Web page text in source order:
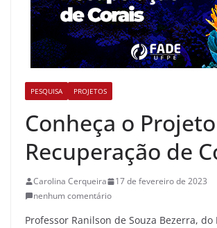
PESQUISA PROJETOS
Conheça o
Recuperação de
Carolina Cerqueira
17 de fevereiro de 2023
nenhum comentário
Professor Ranilson de Souza Bezerra,